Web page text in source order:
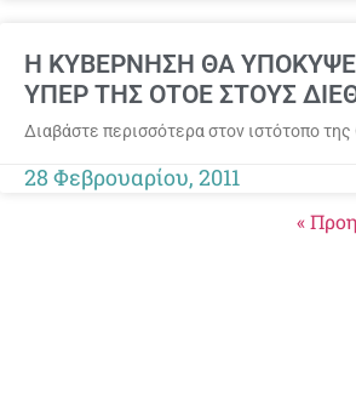
Η ΚΥΒΕΡΝΗΣΗ ΘΑ
ΥΠΕΡ ΤΗΣ ΟΤΟΕ ΣΤΟΥΣ
Διαβάστε περισσότερα στον ιστότοπο
28 Φεβρουαρίου, 2011
«